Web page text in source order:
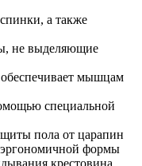
а также
не выделяющие
мышцам
специальной
пола от царапин
формы
крестовина